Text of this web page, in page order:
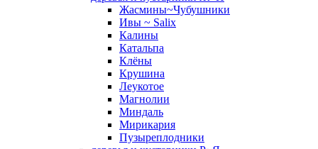
Жасмины~Чубушники
Ивы ~ Salix
Калины
Катальпа
Клёны
Крушина
Леукотое
Магнолии
Миндаль
Мирикария
Пузыреплодники